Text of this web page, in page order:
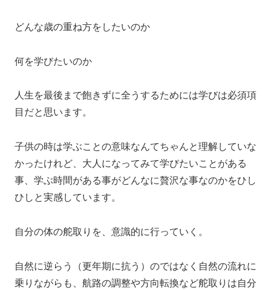
どんな歳の重ね方をしたいのか
何を学びたいのか
人生を最後まで飽きずに全うするためには学びは必須項
目だと思います。
子供の時は学ぶことの意味なんてちゃんと理解していな
かったけれど、大人になってみて学びたいことがある
事、学ぶ時間がある事がどんなに贅沢な事なのかをひし
ひしと実感しています。
自分の体の舵取りを、意識的に行っていく。
自然に逆らう（更年期に抗う）のではなく自然の流れに
乗りながらも、航路の調整や方向転換など舵取りは自分